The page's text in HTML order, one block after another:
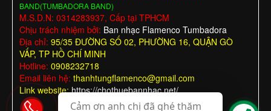
BAND(TUMBADORA BAND)
M.S.D.N: 0314283937, Cấp tại TPHCM
Chịu trách nhiệm bởi: Ban nhạc Flamenco Tumbadora
Địa chỉ: 95/35 ĐƯỜNG SỐ 02, PHƯỜNG 16, QUẬN GÒ
VẤP, TP HỒ CHÍ MINH
Hotline: 0908232718
Email liên hệ: thanhtungflamenco@gmail.com
Link website:https://chothuebannhac.net/
Cảm ơn anh chị đã ghé thăm